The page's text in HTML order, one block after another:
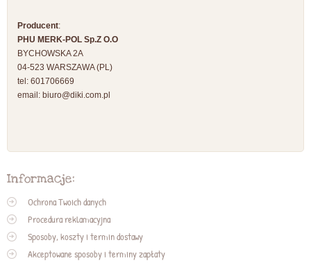
Producent:
PHU MERK-POL Sp.Z O.O
BYCHOWSKA 2A
04-523 WARSZAWA (PL)
tel: 601706669
email: biuro@diki.com.pl
Informacje:
Ochrona Twoich danych
Procedura reklamacyjna
Sposoby, koszty i termin dostawy
Akceptowane sposoby i terminy zapłaty